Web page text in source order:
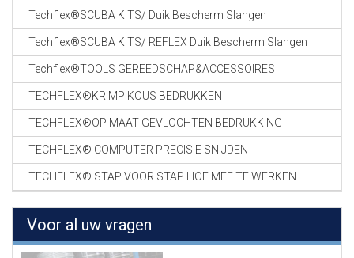
Techflex®SCUBA KITS/ Duik Bescherm Slangen
Techflex®SCUBA KITS/ REFLEX Duik Bescherm Slangen
Techflex®TOOLS GEREEDSCHAP&ACCESSOIRES
TECHFLEX®KRIMP KOUS BEDRUKKEN
TECHFLEX®OP MAAT GEVLOCHTEN BEDRUKKING
TECHFLEX® COMPUTER PRECISIE SNIJDEN
TECHFLEX® STAP VOOR STAP HOE MEE TE WERKEN
Voor al uw vragen